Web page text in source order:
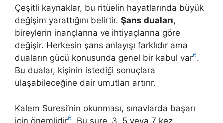
Çeşitli kaynaklar, bu ritüelin hayatlarında büyük
değişim yarattığını belirtir. Şans duaları,
bireylerin inançlarına ve ihtiyaçlarına göre
değişir. Herkesin şans anlayışı farklıdır ama
duaların gücü konusunda genel bir kabul var6.
Bu dualar, kişinin istediği sonuçlara
ulaşabileceğine dair umutları artırır.
Kalem Suresi’nin okunması, sınavlarda başarı
için önemlidir6. Bu sure, 3, 5 veya 7 kez